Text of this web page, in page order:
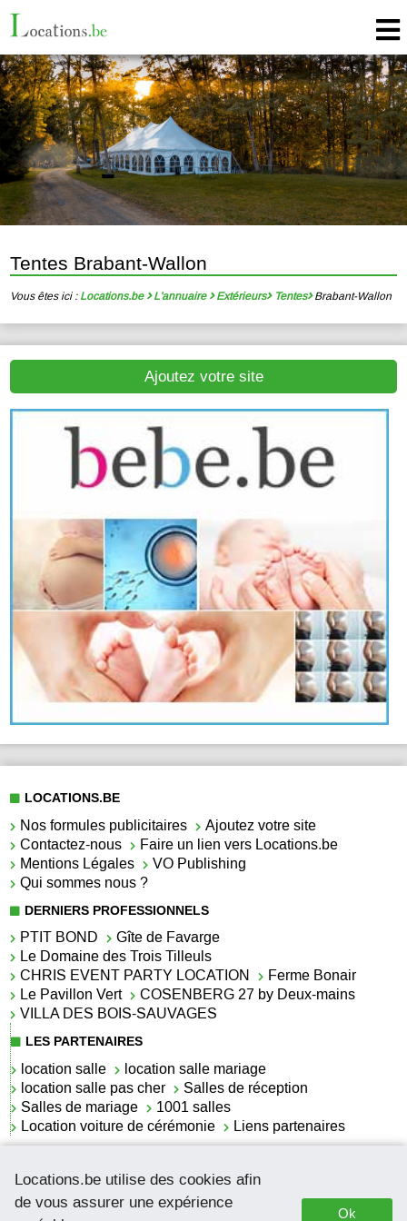
Tentes Brabant-Wallon
Vous êtes ici : Locations.be L'annuaire Extérieurs Tentes Brabant-Wallon
Ajoutez votre site
Locations.be utilise des cookies afin
de vous assurer une expérience
Ok
LOCATIONS.BE
Nos formules publicitaires
Ajoutez votre site
Contactez-nous
Faire un lien vers Locations.be
Mentions Légales
VO Publishing
Qui sommes nous ?
DERNIERS PROFESSIONNELS
PTIT BOND
Gîte de Favarge
Le Domaine des Trois Tilleuls
CHRIS EVENT PARTY LOCATION
Ferme Bonair
Le Pavillon Vert
COSENBERG 27 by Deux-mains
VILLA DES BOIS-SAUVAGES
LES PARTENAIRES
location salle
location salle mariage
location salle pas cher
Salles de réception
Salles de mariage
1001 salles
Location voiture de cérémonie
Liens partenaires
La location de lettrage pour mariage
La salle de réception pour mariage en Belgique